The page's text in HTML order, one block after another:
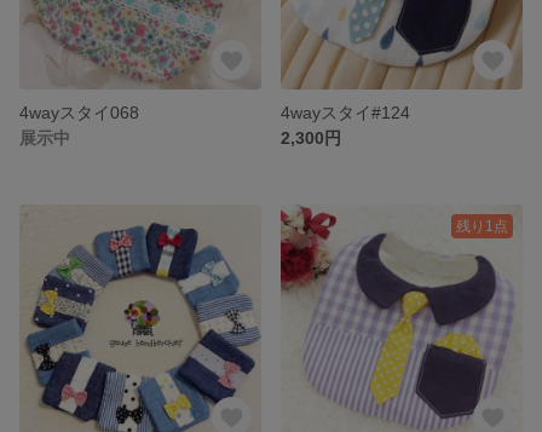
4wayスタイ068
展示中
4wayスタイ#124
2,300円
残り1点